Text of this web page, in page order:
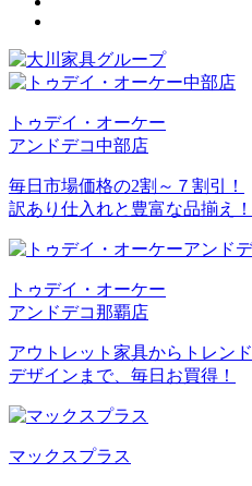
トゥデイ・オーケー
アンドデコ中部店
毎日市場価格の2割～７割引！
訳あり仕入れと豊富な品揃え！
トゥデイ・オーケー
アンドデコ那覇店
アウトレット家具からトレンド
デザインまで、毎日お買得！
マックスプラス